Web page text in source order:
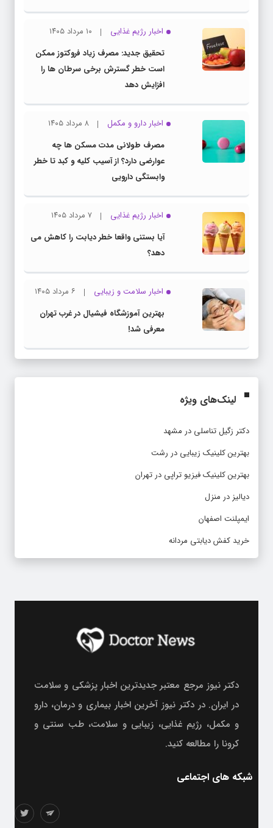
اخبار رژیم غذایی
۱۰ مرداد ۱۴۰۵
تحقیق جدید: مصرف زیاد فروکتوز ممکن
است خطر گسترش برخی سرطان ها را
افزایش دهد
اخبار دارو و مکمل
۸ مرداد ۱۴۰۵
مصرف طولانی مدت مسکن ها چه
عوارضی دارد؟ از آسیب کلیه و کبد تا خطر
وابستگی دارویی
اخبار رژیم غذایی
۷ مرداد ۱۴۰۵
آیا بستنی واقعا خطر دیابت را کاهش می
دهد؟
اخبار سلامت و زیبایی
۶ مرداد ۱۴۰۵
بهترین آموزشگاه فیشیال در غرب تهران
معرفی شد!
لینک‌های ویژه
دکتر زگیل تناسلی در مشهد
بهترین کلینیک زیبایی در رشت
بهترین کلینیک فیزیو تراپی در تهران
دیالیز در منزل
ایمپلنت اصفهان
خرید کفش دیابتی مردانه
دکتر نیوز مرجع معتبر جدیدترین اخبار پزشکی و سلامت
در ایران. در دکتر نیوز آخرین اخبار بیماری و درمان، دارو
و مکمل، رژیم غذایی، زیبایی و سلامت، طب سنتی و
کرونا را مطالعه کنید.
شبکه های اجتماعی